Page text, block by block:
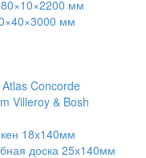
мм
мм
Concorde
Villeroy & Bosh
18х140мм
доска 25х140мм